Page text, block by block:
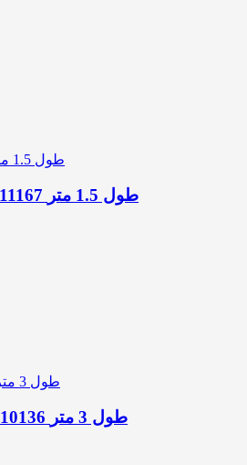
کابل HDMI به Mini HDMI یوگرین مدل HD108-11167 طول 1.5 متر
کابل تبدیل HDMI به DVI-D یوگرین مدل HD106 10136 طول 3 متر